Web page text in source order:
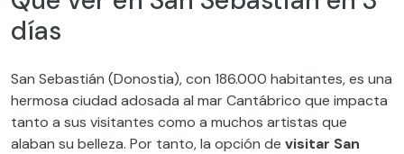
días
San Sebastián (Donostia), con 186.000 habitantes, es una
hermosa ciudad adosada al mar Cantábrico que impacta
tanto a sus visitantes como a muchos artistas que
alaban su belleza. Por tanto, la opción de visitar San